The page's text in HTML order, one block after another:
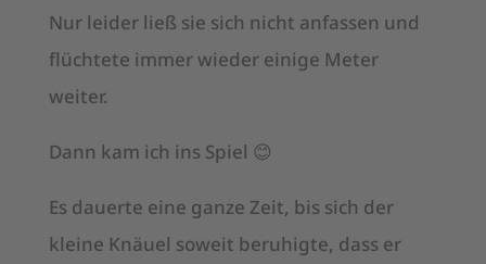
Nur leider ließ sie sich nicht anfassen und
flüchtete immer wieder einige Meter
weiter.
Dann kam ich ins Spiel 😊
Es dauerte eine ganze Zeit, bis sich der
kleine Knäuel soweit beruhigte, dass er